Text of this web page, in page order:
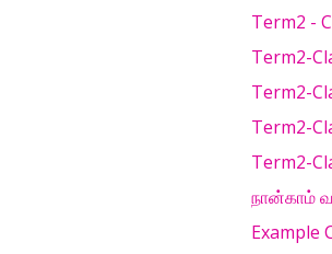
Term2 -
Term2-
Term2-
Term2-
Term2-
நான்காம்
Example